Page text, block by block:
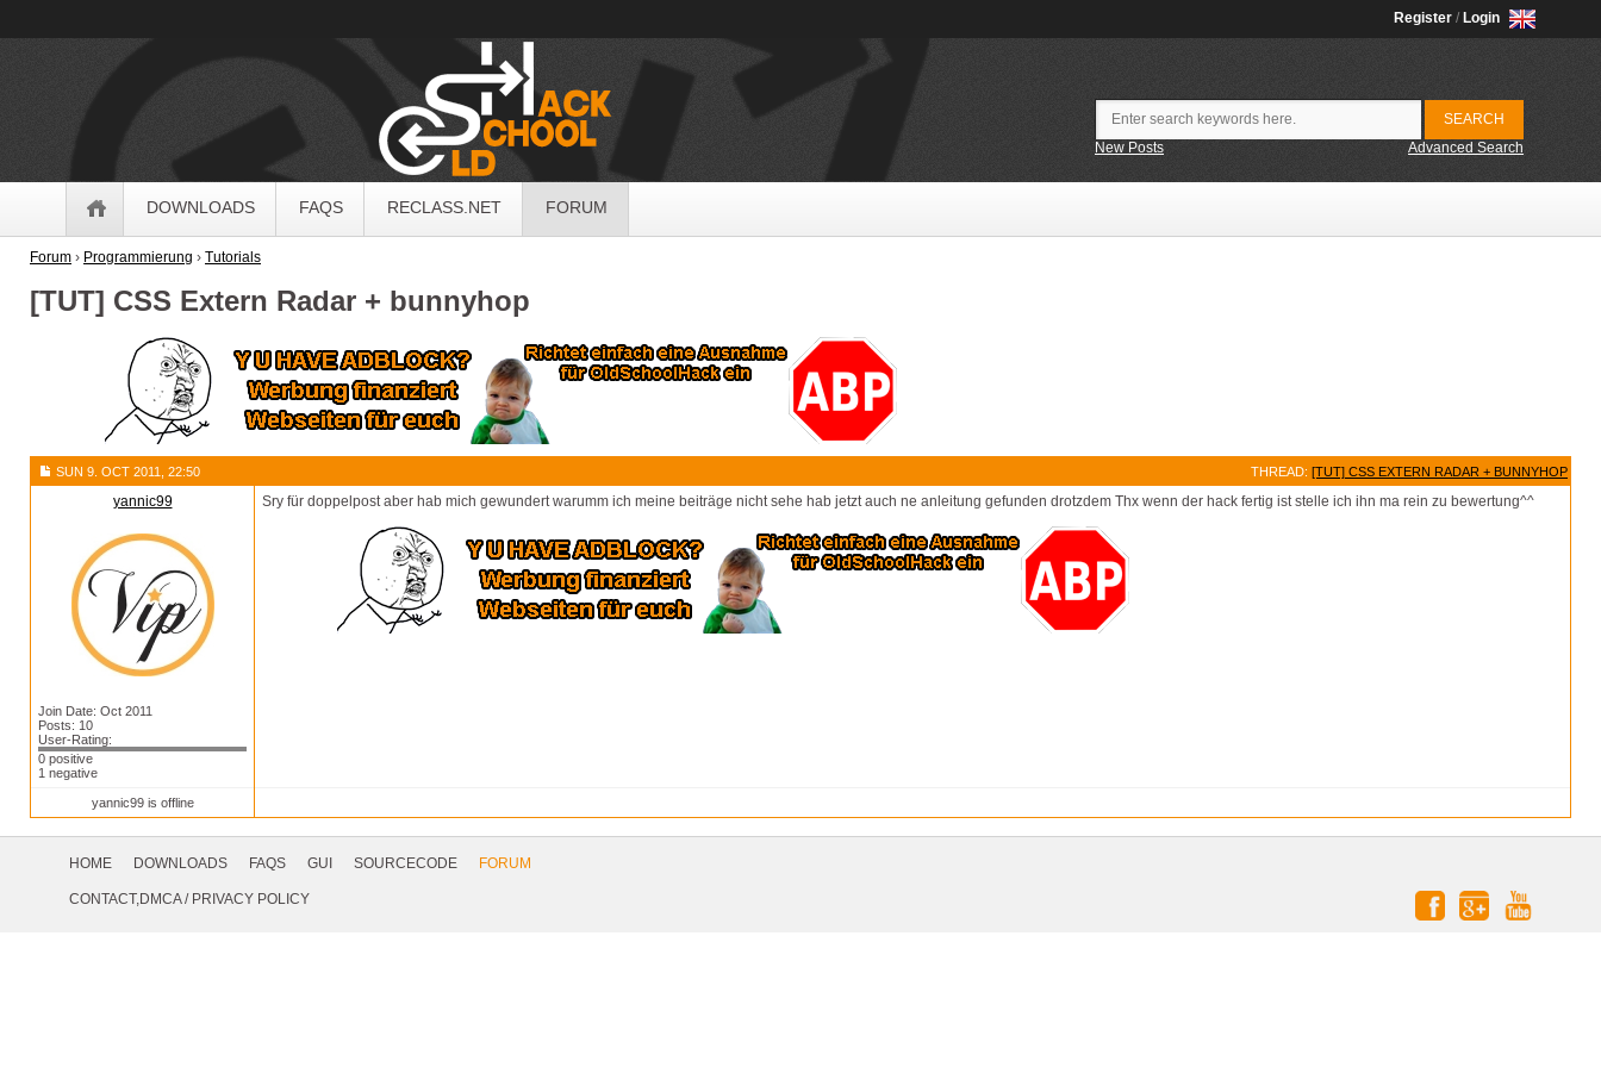
Register / Login
New Posts Advanced Search
DOWNLOADS FAQS RECLASS.NET FORUM
Forum › Programmierung › Tutorials
[TUT] CSS Extern Radar + bunnyhop
SUN 9. OCT 2011, 22:50 THREAD: [TUT] CSS EXTERN RADAR + BUNNYHOP
yannic99
Join Date: Oct 2011
Posts: 10
User-Rating:
0 positive
1 negative
Sry für doppelpost aber hab mich gewundert warumm ich meine beiträge nicht sehe hab jetzt auch ne anleitung gefunden drotzdem Thx wenn der hack fertig ist stelle ich ihn ma rein zu bewertung^^
yannic99 is offline
NavigationHOME DOWNLOADS FAQS GUI SOURCECODE
FORUM
CONTACT,DMCA/ PRIVACY POLICY